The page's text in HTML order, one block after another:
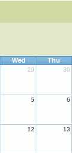
Wed Thu
29 30
5 6
12 13